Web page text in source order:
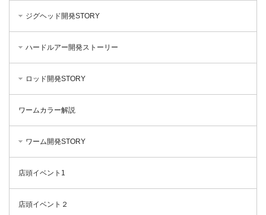
ジグヘッド開発STORY
ハードルアー開発ストーリー
ロッド開発STORY
ワームカラー解説
ワーム開発STORY
店頭イベント1
店頭イベント２